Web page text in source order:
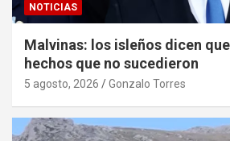
NOTICIAS
Malvinas: los isleños dicen
hechos que no sucedieron
5 agosto, 2026 Gonzalo Torres